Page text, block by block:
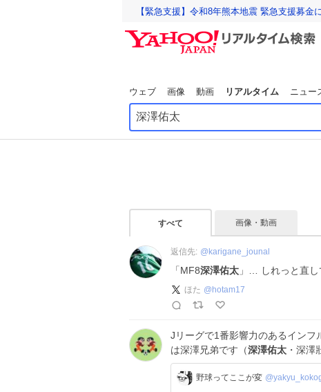
【緊急支援】令和8年熊本地震 緊急支援募金
ウェブ 画像 動画 リアルタイム ニュー
すべて 画像・動画
返信先: @ karigane_jounal
「MF8深澤佑太 」… しれっと直
ほた @ hotam17
Jリーグで1番影響力のあるインフ
は深澤兄弟です（深澤佑太 ・深澤
野球ってここが変